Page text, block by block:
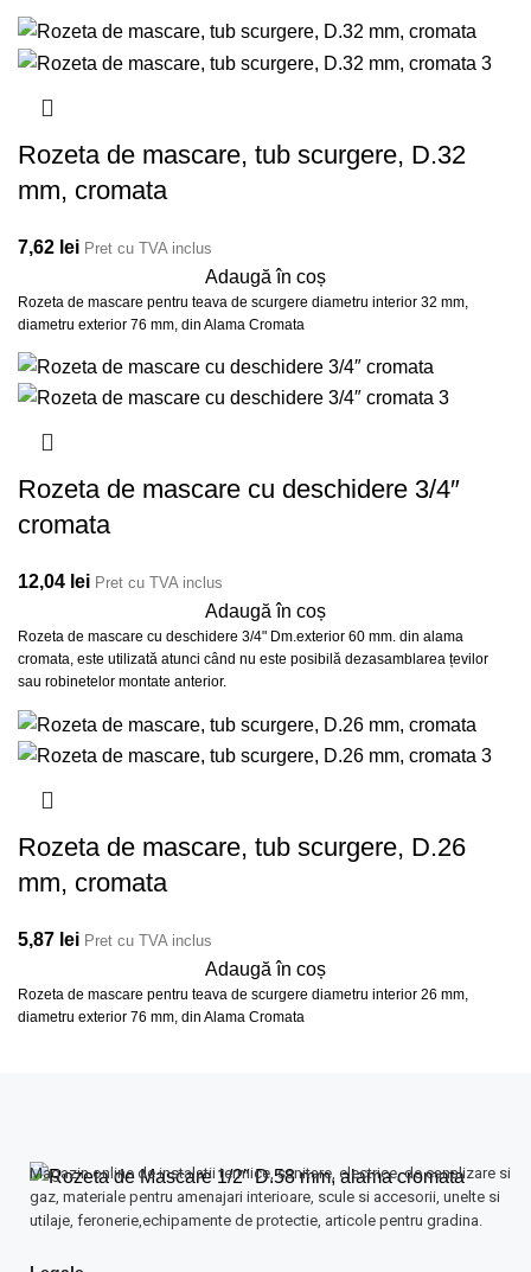
Rozeta de mascare, tub scurgere, D.32
mm, cromata
7,62 lei Pret cu TVA inclus
Adaugă în coș
Rozeta de mascare pentru teava de scurgere diametru interior 32 mm,
diametru exterior 76 mm, din Alama Cromata
Rozeta de mascare cu deschidere 3/4″
cromata
12,04 lei Pret cu TVA inclus
Adaugă în coș
Rozeta de mascare cu deschidere 3/4" Dm.exterior 60 mm. din alama
cromata, este utilizată atunci când nu este posibilă dezasamblarea țevilor
sau robinetelor montate anterior.
Rozeta de mascare, tub scurgere, D.26
mm, cromata
5,87 lei Pret cu TVA inclus
Adaugă în coș
Rozeta de mascare pentru teava de scurgere diametru interior 26 mm,
diametru exterior 76 mm, din Alama Cromata
Magazin online de instalatii termice, sanitare, electrice, de canalizare si
gaz, materiale pentru amenajari interioare, scule si accesorii, unelte si
utilaje, feronerie,echipamente de protectie, articole pentru gradina.